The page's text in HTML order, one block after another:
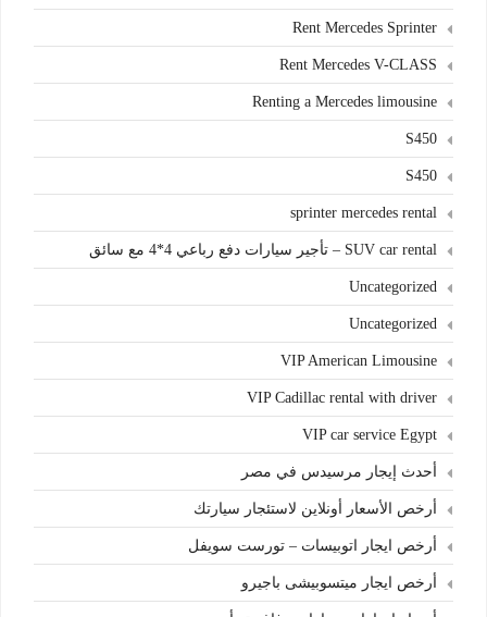
Rent Mercedes Sprinter
Rent Mercedes V-CLASS
Renting a Mercedes limousine
S450
S450
sprinter mercedes rental
SUV car rental – تأجير سيارات دفع رباعي 4*4 مع سائق
Uncategorized
Uncategorized
VIP American Limousine
VIP Cadillac rental with driver
VIP car service Egypt
أحدث إيجار مرسيدس في مصر
أرخص الأسعار أونلاين لاستئجار سيارتك
أرخص ايجار اتوبيسات – تورست سويفل
أرخص ايجار ميتسوبيشى باجيرو